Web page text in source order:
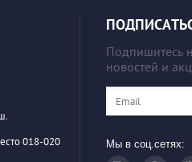
018-020
Подпишитесь
новостей и
Мы в соц.сетях: